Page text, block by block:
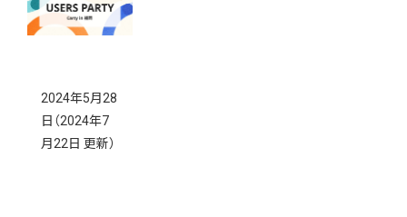
Summer」
2024年5月28
日 （2024年7
月22日 更新）